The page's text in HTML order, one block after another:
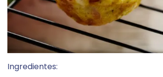
Ingredientes: